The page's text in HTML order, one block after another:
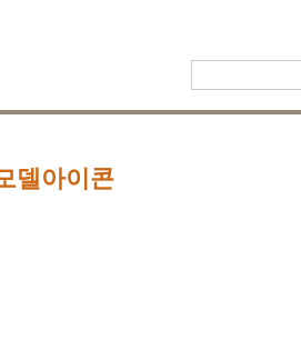
델아이콘